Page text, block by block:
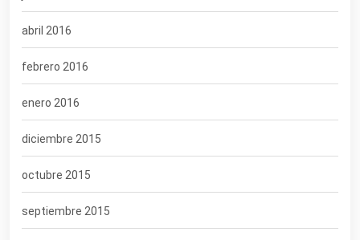
abril 2016
febrero 2016
enero 2016
diciembre 2015
octubre 2015
septiembre 2015